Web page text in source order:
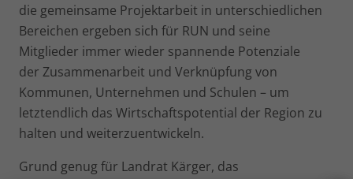
die gemeinsame Projektarbeit in unterschiedlichen
Bereichen ergeben sich für RUN und seine
Mitglieder immer wieder spannende Potenziale
der Zusammenarbeit und Verknüpfung von
Kommunen, Unternehmen und Schulen – um
letztendlich das Wirtschaftspotential der Region zu
halten und weiterzuentwickeln.
Grund genug für Landrat Kärger, das